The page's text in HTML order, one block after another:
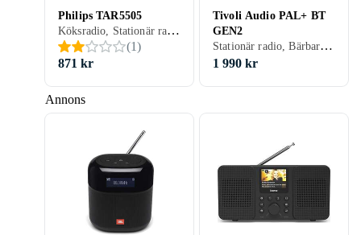
Annons
Philips TAR5505
Köksradio, Stationär radio, Bärbar radio, FM, DAB, DAB+, Batteri, Nätström, Klockradio med alarm, Display, USB
(1)
871 kr
Tivoli Audio PAL+ BT
GEN2
Stationär radio, Bärbar radio, FM, DAB, DAB+, Batteri, RDS-radio, Klockradio med alarm, Allvädersskydd (damm/fukttålig), Analog 3,5mm-ingång (Aux)
1 990 kr